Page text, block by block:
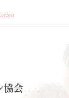
協会